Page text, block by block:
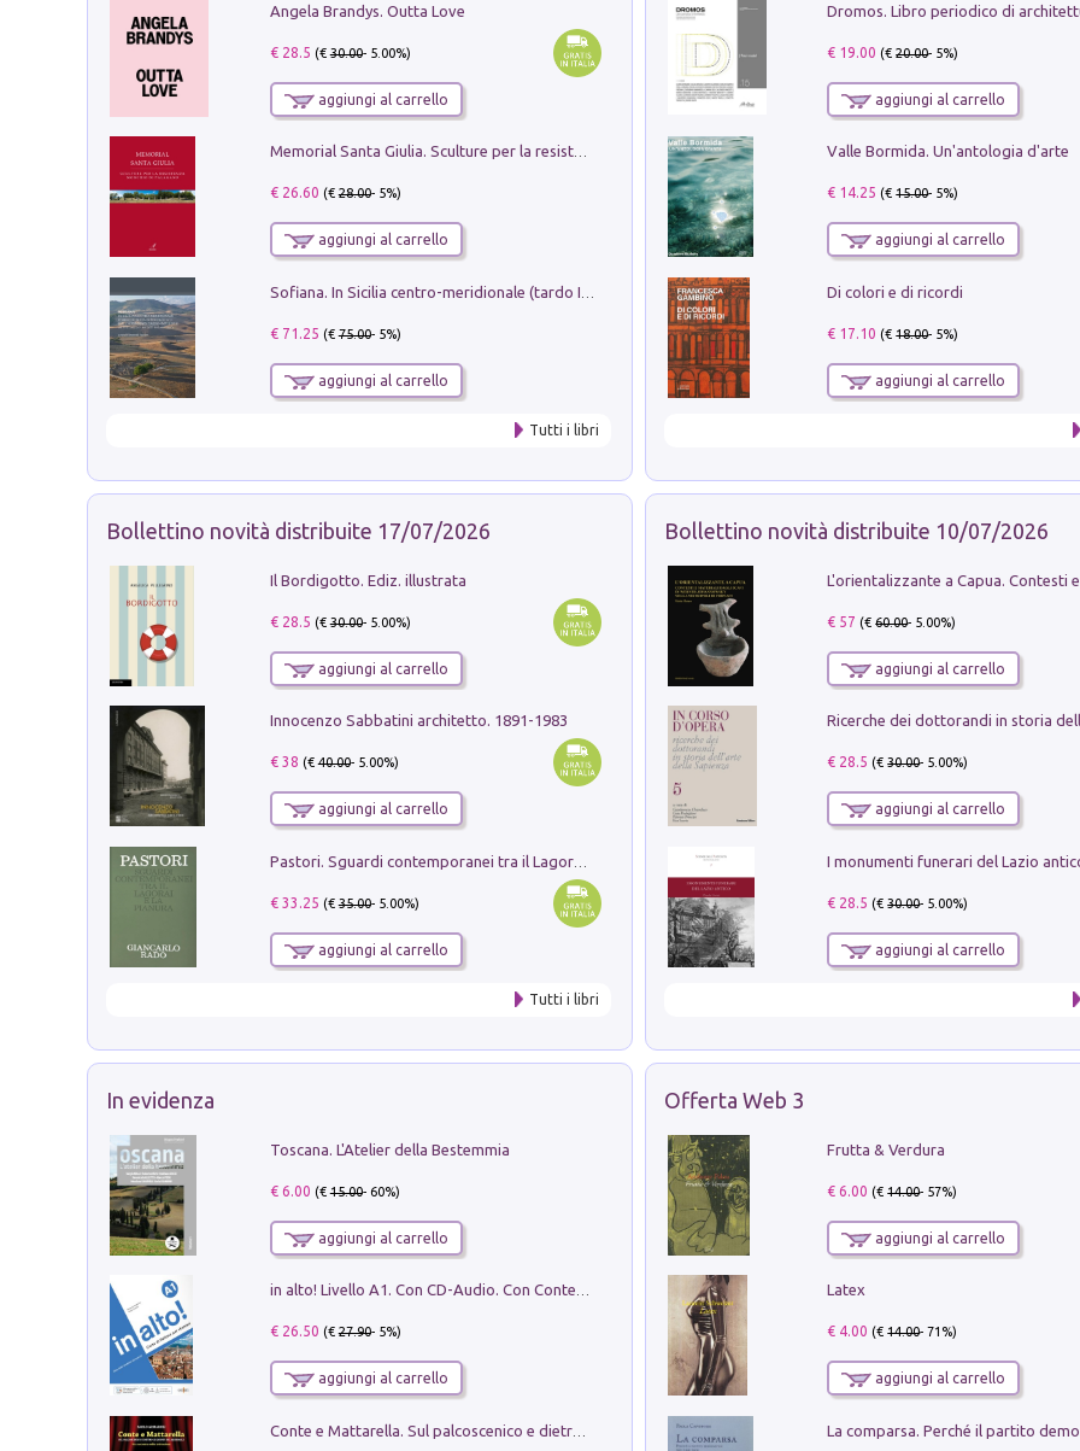
Angela Brandys. Outta Love
€ 28.5 (€30.00- 5.00%)
aggiungi al carrello
Memorial Santa Giulia. Sculture per la resistenza Monchio di Palagano
€ 26.60 (€28.00- 5%)
aggiungi al carrello
€ 71.25 (€75.00- 5%)
aggiungi al carrello
Tutti i libri
€ 19.00 (€20.00- 5%)
aggiungi al carrello
Valle Bormida. Un'antologia d'arte
€ 14.25 (€15.00- 5%)
aggiungi al carrello
Di colori e di ricordi
€ 17.10 (€18.00- 5%)
aggiungi al carrello
Bollettino novità distribuite 17/07/2026
Il Bordigotto. Ediz. illustrata
€ 28.5 (€30.00- 5.00%)
aggiungi al carrello
Innocenzo Sabbatini architetto. 1891-1983
€ 38 (€40.00- 5.00%)
aggiungi al carrello
Pastori. Sguardi contemporanei tra il Lagorai e la pianura. Ediz. illustrata
€ 33.25 (€35.00- 5.00%)
aggiungi al carrello
Tutti i libri
Bollettino novità distribuite 10/07/2026
€ 57 (€60.00- 5.00%)
aggiungi al carrello
€ 28.5 (€30.00- 5.00%)
aggiungi al carrello
€ 28.5 (€30.00- 5.00%)
aggiungi al carrello
In evidenza
Toscana. L'Atelier della Bestemmia
€ 6.00 (€15.00- 60%)
aggiungi al carrello
in alto! Livello A1. Con CD-Audio. Con Contenuto digitale per accesso on line
€ 26.50 (€27.90- 5%)
aggiungi al carrello
Conte e Mattarella. Sul palcoscenico e dietro le quinte del Quirinale. Un racconto sulle istituzioni
Offerta Web 3
Frutta & Verdura
€ 6.00 (€14.00- 57%)
aggiungi al carrello
Latex
€ 4.00 (€14.00- 71%)
aggiungi al carrello